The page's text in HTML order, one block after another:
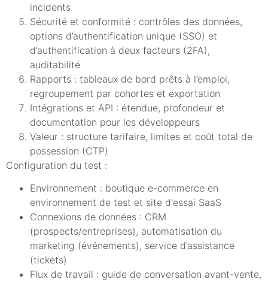
incidents
Sécurité et conformité : contrôles des données,
options d’authentification unique (SSO) et
d’authentification à deux facteurs (2FA),
auditabilité
Rapports : tableaux de bord prêts à l’emploi,
regroupement par cohortes et exportation
Intégrations et API : étendue, profondeur et
documentation pour les développeurs
Valeur : structure tarifaire, limites et coût total de
possession (CTP)
Configuration du test :
Environnement : boutique e-commerce en
environnement de test et site d'essai SaaS
Connexions de données : CRM
(prospects/entreprises), automatisation du
marketing (événements), service d’assistance
(tickets)
Flux de travail : guide de conversation avant-vente,